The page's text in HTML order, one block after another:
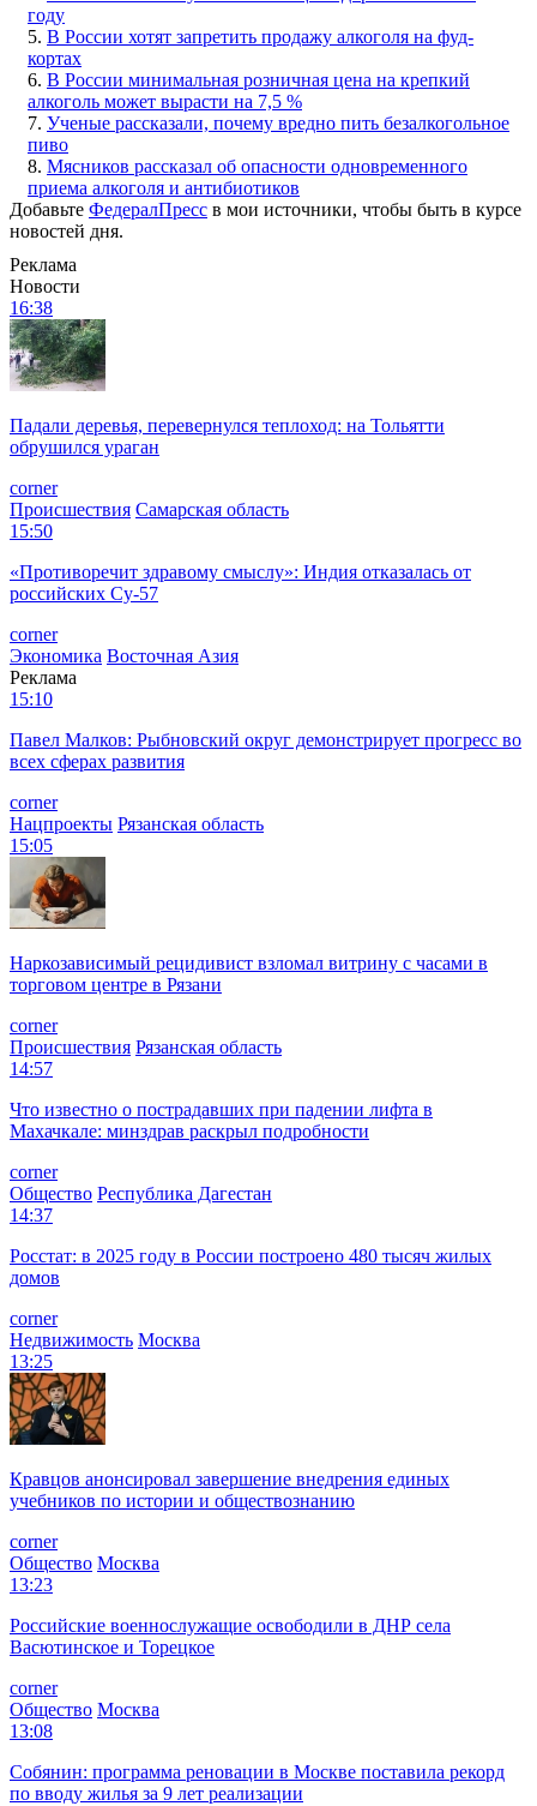
году
5. В России хотят запретить продажу алкоголя на фуд-
кортах
6. В России минимальная розничная цена на крепкий
алкоголь может вырасти на 7,5 %
7. Ученые рассказали, почему вредно пить безалкогольное
пиво
8. Мясников рассказал об опасности одновременного
приема алкоголя и антибиотиков
Добавьте ФедералПресс в мои источники, чтобы быть в курсе
новостей дня.
Реклама
Новости
16:38
Падали деревья, перевернулся теплоход: на Тольятти
обрушился ураган
corner
Происшествия Самарская область
15:50
«Противоречит здравому смыслу»: Индия отказалась от
российских Су-57
corner
Экономика Восточная Азия
Реклама
15:10
Павел Малков: Рыбновский округ демонстрирует прогресс во
всех сферах развития
corner
Нацпроекты Рязанская область
15:05
Наркозависимый рецидивист взломал витрину с часами в
торговом центре в Рязани
corner
Происшествия Рязанская область
14:57
Что известно о пострадавших при падении лифта в
Махачкале: минздрав раскрыл подробности
corner
Общество Республика Дагестан
14:37
Росстат: в 2025 году в России построено 480 тысяч жилых
домов
corner
Недвижимость Москва
13:25
Кравцов анонсировал завершение внедрения единых
учебников по истории и обществознанию
corner
Общество Москва
13:23
Российские военнослужащие освободили в ДНР села
Васютинское и Торецкое
corner
Общество Москва
13:08
Собянин: программа реновации в Москве поставила рекорд
по вводу жилья за 9 лет реализации